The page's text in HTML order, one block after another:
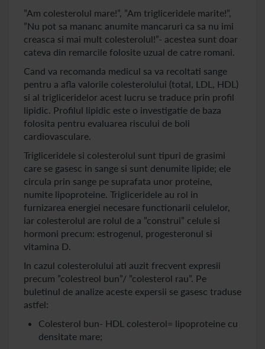
”Am colesterolul mare!”, ”Am trigliceridele marite!”,
”Nu pot sa mananc anumite mancaruri ca sa nu imi
creasca si mai mult colesterolul!”- acestea sunt doar
cateva din remarcile folosite uzual de catre romani.
Cand va recomanda medicul sa va recoltati sange
pentru a afla valorile colesterolului (total, LDL, HDL)
si al trigliceridelor acest lucru se traduce prin profil
lipidic. Profilul lipidic este o investigatie de baza
folosita pentru evaluarea riscului de boli
cardiovasculare.
Trigliceridele si colesterolul sunt tipuri de grasimi
care se gasesc in sange si sunt denumite lipide; ele
circula prin sange pe suprafata unor proteine,
numite lipoproteine. Trigliceridele au rol in
furnizarea energiei necesare functionarii celulelor,
iar colesterolul are rolul de a ”construi” celule si
hormoni precum: estrogenul, progesteronul si
vitamina D.
In cazul colesterolului ati auzit frecvent expresii
precum ”colestreol bun”/ ”colesterol rau”. Pe
buletinul de analize aceste expersii se gasesc traduse
astfel:
Colesterol bun- HDL colesterol= lipoproteine cu
densitate mare;